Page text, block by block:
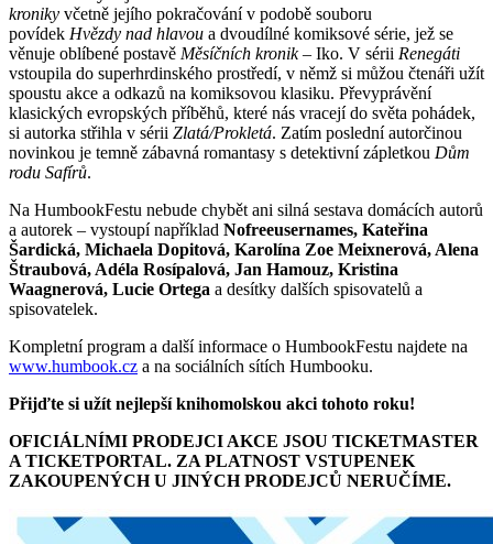
kroniky včetně jejího pokračování v podobě souboru
povídek Hvězdy nad hlavou a dvoudílné komiksové série, jež se
věnuje oblíbené postavě Měsíčních kronik– Iko. V sérii Renegáti
vstoupila do superhrdinského prostředí, v němž si můžou čtenáři užít
spoustu akce a odkazů na komiksovou klasiku. Převyprávění
klasických evropských příběhů, které nás vracejí do světa pohádek,
si autorka střihla v sérii Zlatá/Prokletá. Zatím poslední autorčinou
novinkou je temně zábavná romantasy s detektivní zápletkou Dům
rodu Safírů.
Na HumbookFestu nebude chybět ani silná sestava domácích autorů
a autorek – vystoupí například Nofreeusernames, Kateřina
Šardická, Michaela Dopitová, Karolína Zoe Meixnerová, Alena
Štraubová, Adéla Rosípalová, Jan Hamouz, Kristina
Waagnerová, Lucie Ortega a desítky dalších spisovatelů a
spisovatelek.
Kompletní program a další informace o HumbookFestu najdete na
www.humbook.cz a na sociálních sítích Humbooku.
Přijďte si užít nejlepší knihomolskou akci tohoto roku!
OFICIÁLNÍMI PRODEJCI AKCE JSOU TICKETMASTER
A TICKETPORTAL. ZA PLATNOST VSTUPENEK
ZAKOUPENÝCH U JINÝCH PRODEJCŮ NERUČÍME.